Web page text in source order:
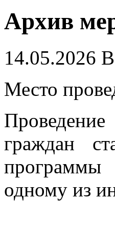
Архив
14.05.2026
Место
граждан
программы
одному из